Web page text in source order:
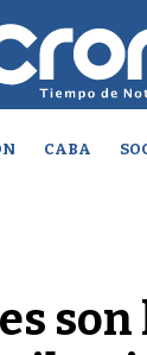
CABA
son